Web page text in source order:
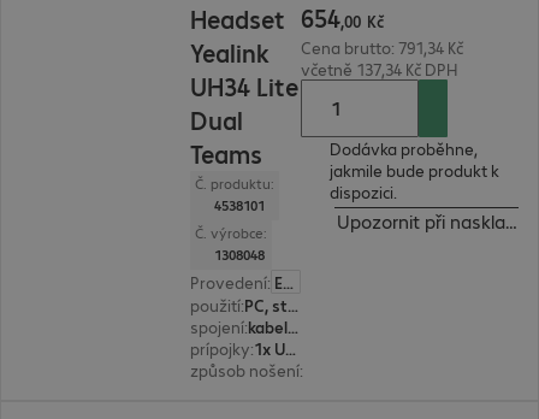
Headset
Yealink
UH34 Lite
Dual
Teams
Č. produktu:
4538101
Č. výrobce:
1308048
Provedení: Evropa
použití:
PC, stolní telefon, notebook
spojení:
kabelové
prípojky:
1x USB typ A
způsob nošení:
654,00 Kč
Cena brutto: 791,34 Kč
včetně 137,34 Kč DPH
Dodávka proběhne,
jakmile bude produkt k
dispozici.
Upozornit při